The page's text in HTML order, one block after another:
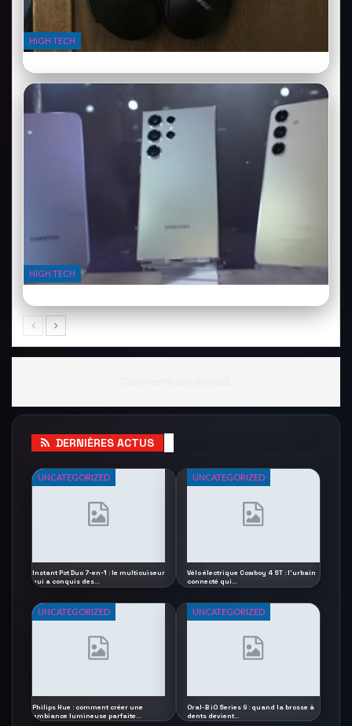
HIGH TECH
HIGH TECH
DERNIÈRES ACTUS
UNCATEGORIZED
Instant Pot Duo 7-en-1 : le multicuiseur
qui a conquis des…
UNCATEGORIZED
Vélo électrique Cowboy 4 ST : l’urbain
connecté qui…
UNCATEGORIZED
Philips Hue : comment créer une
ambiance lumineuse parfaite…
UNCATEGORIZED
Oral-B iO Series 9 : quand la brosse à
dents devient…